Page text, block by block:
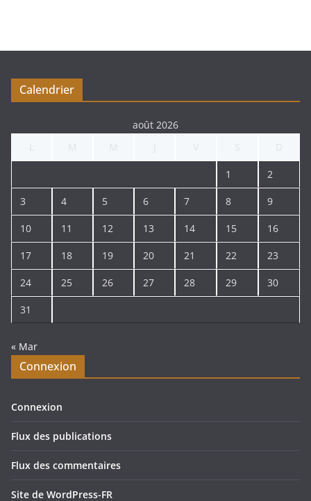
Calendrier
août 2026
1 2
3 4 5 6 7 8 9
10 11 12 13 14 15 16
17 18 19 20 21 22 23
24 25 26 27 28 29 30
31
« Mar
Connexion
Connexion
Flux des publications
Flux des commentaires
Site de WordPress-FR